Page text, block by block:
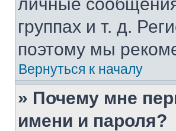
группах и т. д.
поэтому мы
Вернуться к началу
» Почему мне
имени и пароля?